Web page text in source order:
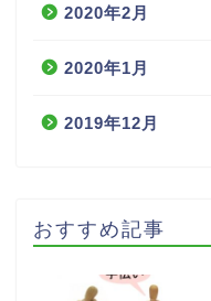
2020年2月
2020年1月
2019年12月
おすすめ記事